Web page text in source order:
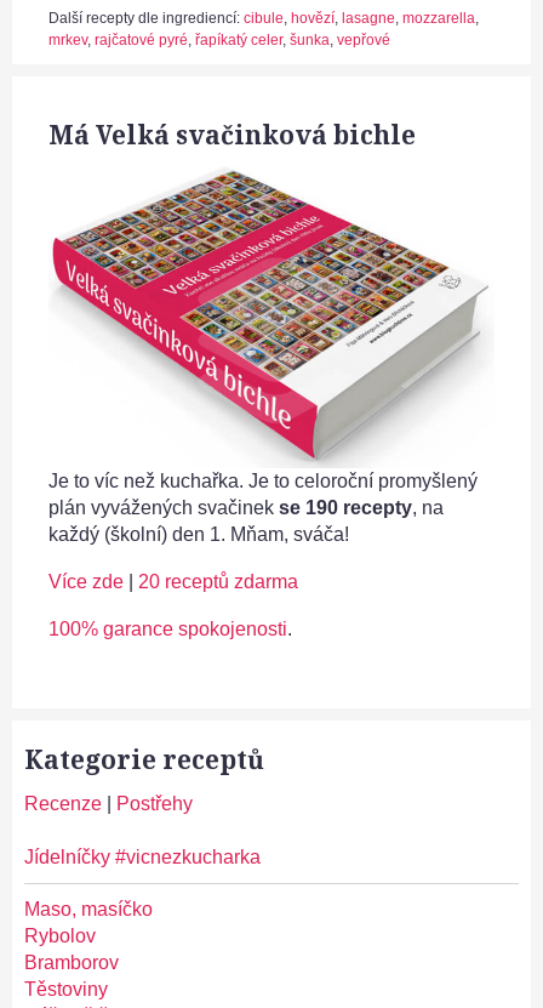
Další recepty dle ingrediencí: cibule, hovězí, lasagne, mozzarella,
mrkev, rajčatové pyré, řapíkatý celer, šunka, vepřové
Má Velká svačinková bichle
Je to víc než kuchařka. Je to celoroční promyšlený
plán vyvážených svačinek se 190 recepty, na
každý (školní) den 1. Mňam, sváča!
Více zde 20 receptů zdarma
100% garance spokojenosti.
Kategorie receptů
Recenze Postřehy
Jídelníčky #vicnezkucharka
Maso, masíčko
Rybolov
Bramborov
Těstoviny